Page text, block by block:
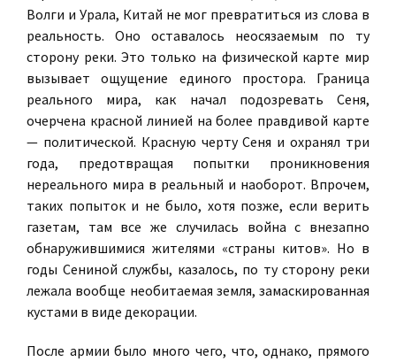
Волги и Урала, Китай не мог превратиться из слова в
реальность. Оно оставалось неосязаемым по ту
сторону реки. Это только на физической карте мир
вызывает ощущение единого простора. Граница
реального мира, как начал подозревать Сеня,
очерчена красной линией на более правдивой карте
— политической. Красную черту Сеня и охранял три
года, предотвращая попытки проникновения
нереального мира в реальный и наоборот. Впрочем,
таких попыток и не было, хотя позже, если верить
газетам, там все же случилась война с внезапно
обнаружившимися жителями «страны китов». Но в
годы Сениной службы, казалось, по ту сторону реки
лежала вообще необитаемая земля, замаскированная
кустами в виде декорации.
После армии было много чего, что, однако, прямого